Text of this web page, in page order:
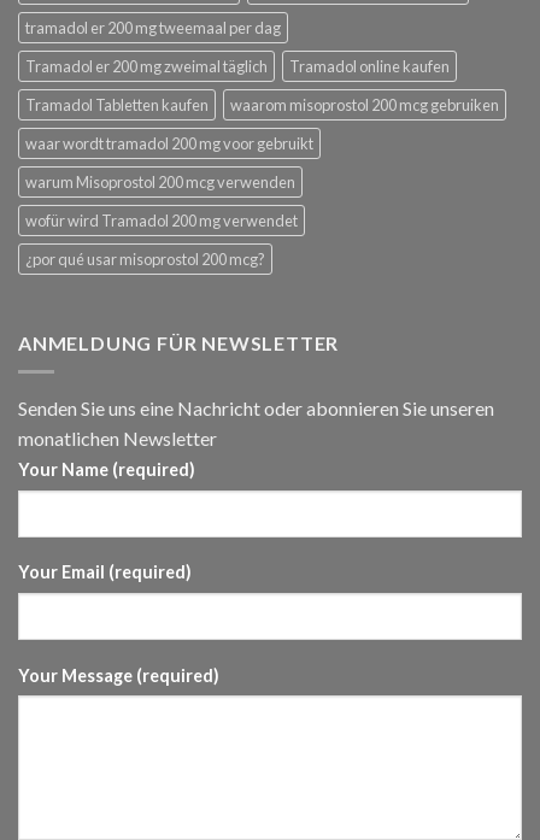
tramadol er 200 mg tweemaal per dag
Tramadol er 200 mg zweimal täglich
Tramadol online kaufen
Tramadol Tabletten kaufen
waarom misoprostol 200 mcg gebruiken
waar wordt tramadol 200 mg voor gebruikt
warum Misoprostol 200 mcg verwenden
wofür wird Tramadol 200 mg verwendet
¿por qué usar misoprostol 200 mcg?
ANMELDUNG FÜR NEWSLETTER
Senden Sie uns eine Nachricht oder abonnieren Sie unseren
monatlichen Newsletter
Your Name (required)
Your Email (required)
Your Message (required)